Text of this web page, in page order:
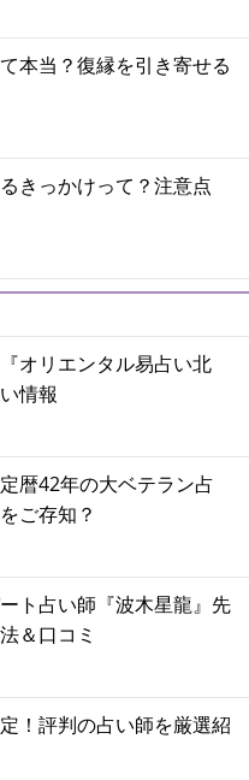
本当？復縁を引き寄せる
きっかけって？注意点
オリエンタル易占い北
情報
暦42年の大ベテラン占
ご存知？
ト占い師『波木星龍』先
＆口コミ
！評判の占い師を厳選紹